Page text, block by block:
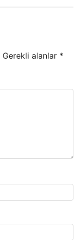
Gerekli alanlar *